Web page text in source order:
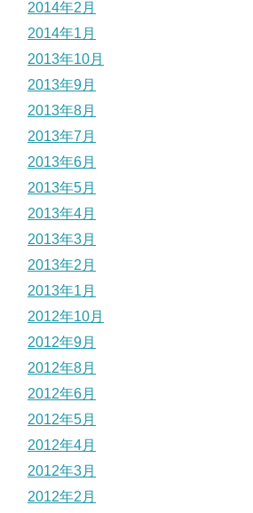
2014年2月
2014年1月
2013年10月
2013年9月
2013年8月
2013年7月
2013年6月
2013年5月
2013年4月
2013年3月
2013年2月
2013年1月
2012年10月
2012年9月
2012年8月
2012年6月
2012年5月
2012年4月
2012年3月
2012年2月